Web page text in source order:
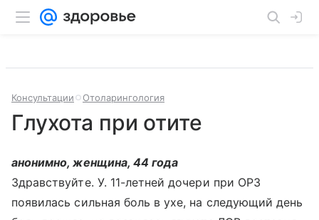
Консультации Отоларингология
Глухота при отите
анонимно, женщина, 44 года
Здравствуйте. У. 11-летней дочери при ОРЗ
появилась сильная боль в ухе, на следующий день